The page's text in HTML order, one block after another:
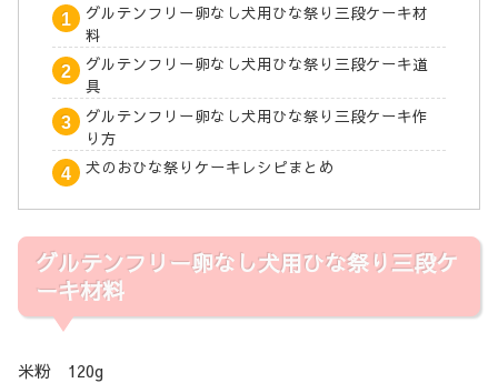
グルテンフリー卵なし犬用ひな祭り三段ケーキ材
料
グルテンフリー卵なし犬用ひな祭り三段ケーキ道
具
グルテンフリー卵なし犬用ひな祭り三段ケーキ作
り方
犬のおひな祭りケーキレシピまとめ
グルテンフリー卵なし犬用ひな祭り三段ケ
ーキ材料
米粉 120g